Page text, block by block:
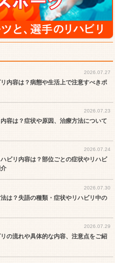
2026.07.27
内容は？病態や生活上で注意すべきポ
2026.07.23
容は？症状や原因、治療方法について
2026.07.24
ビリ内容は？部位ごとの症状やリハビ
2026.07.30
は？失語の種類・症状やリハビリ中の
2026.07.29
の流れや具体的な内容、注意点をご紹